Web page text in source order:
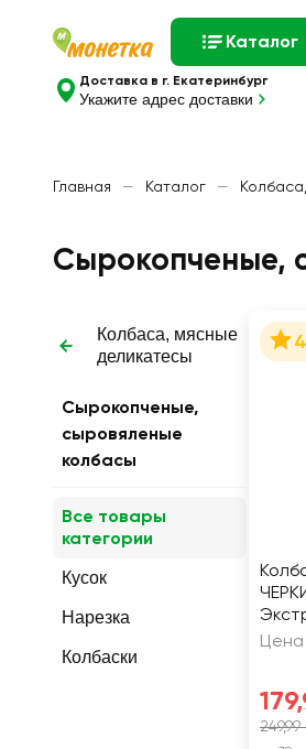
Каталог
Доставка в г. Екатеринбург
Укажите адрес доставки
Главная — Каталог —
Сырокопченые,
Колбаса, мясные
деликатесы
Сырокопченые,
сыровяленые
колбасы
Все товары
категории
Кусок
Нарезка
Колбаски
Цена